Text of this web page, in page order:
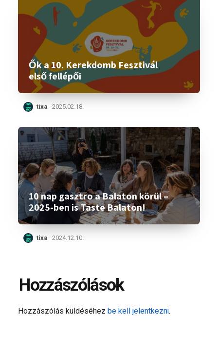
Ők a 10. Kerekdomb Fesztivál
első fellépői
tixa 2025.02.18.
10 nap gasztro a Balaton körül –
2025-ben is Taste Balaton!
tixa 2024.12.10.
Hozzászólások
Hozzászólás küldéséhezbe kell jelentkezni.